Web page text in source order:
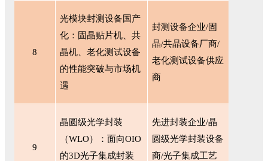
8
光模块封测设备国产
化：固晶贴片机、共
晶机、老化测试设备
的性能突破与市场机
遇
封测设备企业/固
晶/共晶设备厂商/
老化测试设备供应
商
9
晶圆级光学封装
（WLO）：面向OIO
的3D光子集成封装
先进封装企业/晶
圆级光学封装设备
商/光子集成工艺